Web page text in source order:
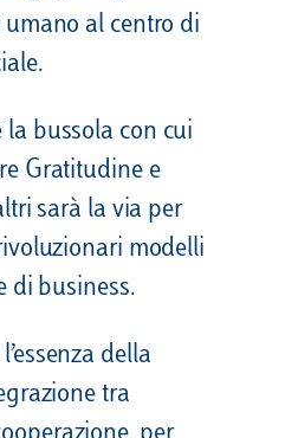
umano al centro di
bussola con cui
Gratitudine e
sarà la via per
modelli
di business.
della
tra